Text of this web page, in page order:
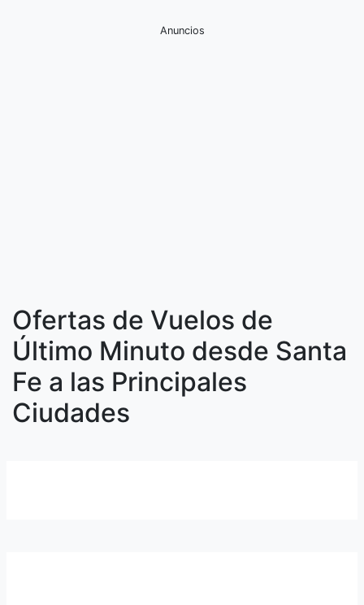
Anuncios
Ofertas de Vuelos de
Último Minuto desde Santa
Fe a las Principales
Ciudades